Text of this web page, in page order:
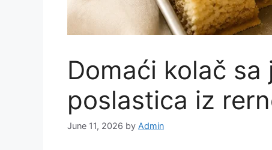
Domaći kolač sa
poslastica iz
June 11, 2026 by Admin